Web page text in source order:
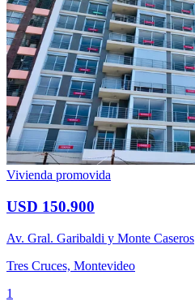
Vivienda promovida
USD 150.900
Av. Gral. Garibaldi y Monte Caseros
Tres Cruces, Montevideo
1